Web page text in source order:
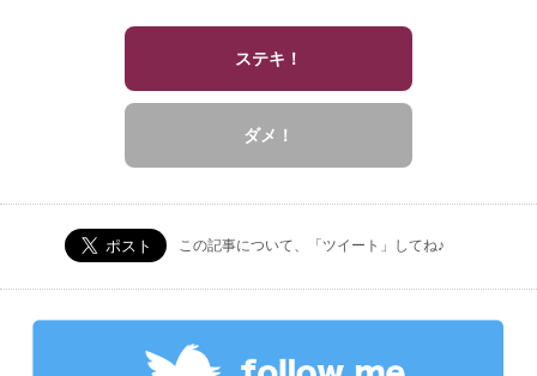
ステキ！
ダメ！
この記事について、「ツイート」してね♪